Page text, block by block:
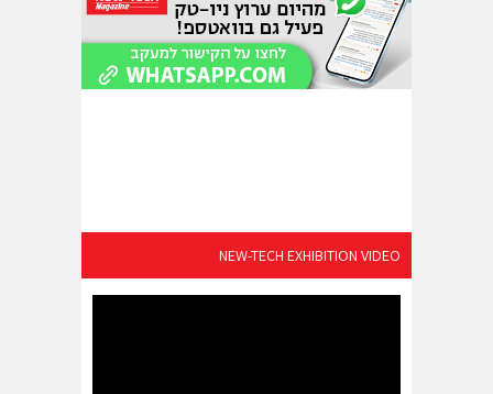
NEW-TECH EXHIBITION VIDEO